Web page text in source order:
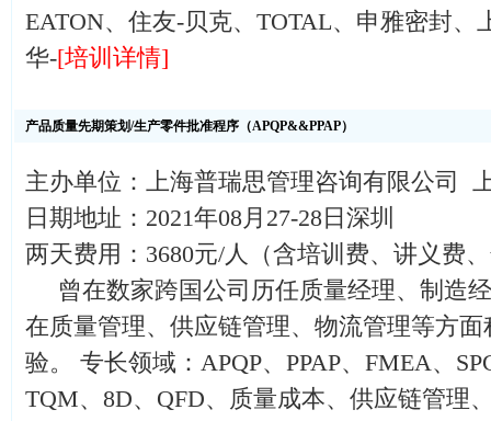
EATON、住友-贝克、TOTAL、申雅密封、
华-[培训详情]
产品质量先期策划/生产零件批准程序（APQP&&PPAP）
主办单位：上海普瑞思管理咨询有限公司
日期地址：2021年08月27-28日深圳
两天费用：3680元/人（含培训费、讲义费
曾在数家跨国公司历任质量经理、制造
在质量管理、供应链管理、物流管理等方
验。 专长领域：APQP、PPAP、FMEA、
TQM、8D、QFD、质量成本、供应链管理